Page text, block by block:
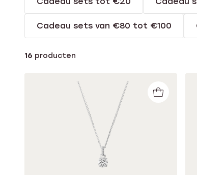
Enkelbandjes
Accessoires
Cadeau sets van €80 tot €100
16 producten